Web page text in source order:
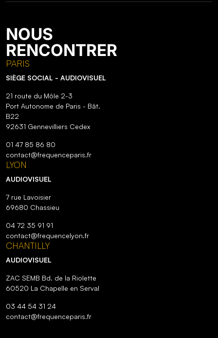
NOUS
RENCONTRER
PARIS
SIÈGE SOCIAL - AUDIOVISUEL
21 route du Môle 2-3
Port Autonome de Paris - Bât.
B22
92631 Gennevilliers Cedex
01 47 85 86 80
contact@frequenceparis.fr
LYON
AUDIOVISUEL
7 rue Lavoisier
69680 Chassieu
04 72 35 91 91
contact@frequencelyon.fr
CHANTILLY
AUDIOVISUEL
ZAC SEMB Bd. de la Riolette
60520 La Chapelle en Serval
03 44 54 31 24
contact@frequenceparis.fr